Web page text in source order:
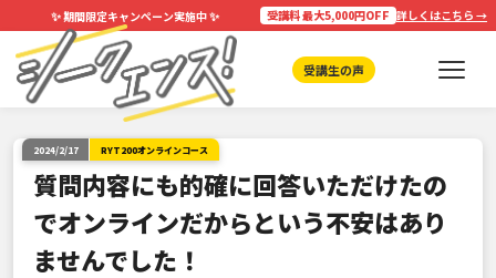
✨期間限定キャンペーン実施中✨ 受講料 最大5,000円OFF 詳しくはこちら →
受講生の声
2024/2/17 RYT200オンラインコース
質問内容にも的確に回答いただけたの
でオンラインだからという不安はあり
ませんでした！